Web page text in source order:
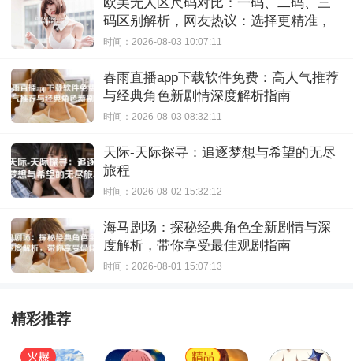
欧美无人区尺码对比：一码、二码、三
码区别解析，网友热议：选择更精准，
购物无忧！
时间：2026-08-03 10:07:11
春雨直播app下载软件免费：高人气推荐
与经典角色新剧情深度解析指南
时间：2026-08-03 08:32:11
天际-天际探寻：追逐梦想与希望的无尽
旅程
时间：2026-08-02 15:32:12
海马剧场：探秘经典角色全新剧情与深
度解析，带你享受最佳观剧指南
时间：2026-08-01 15:07:13
精彩推荐